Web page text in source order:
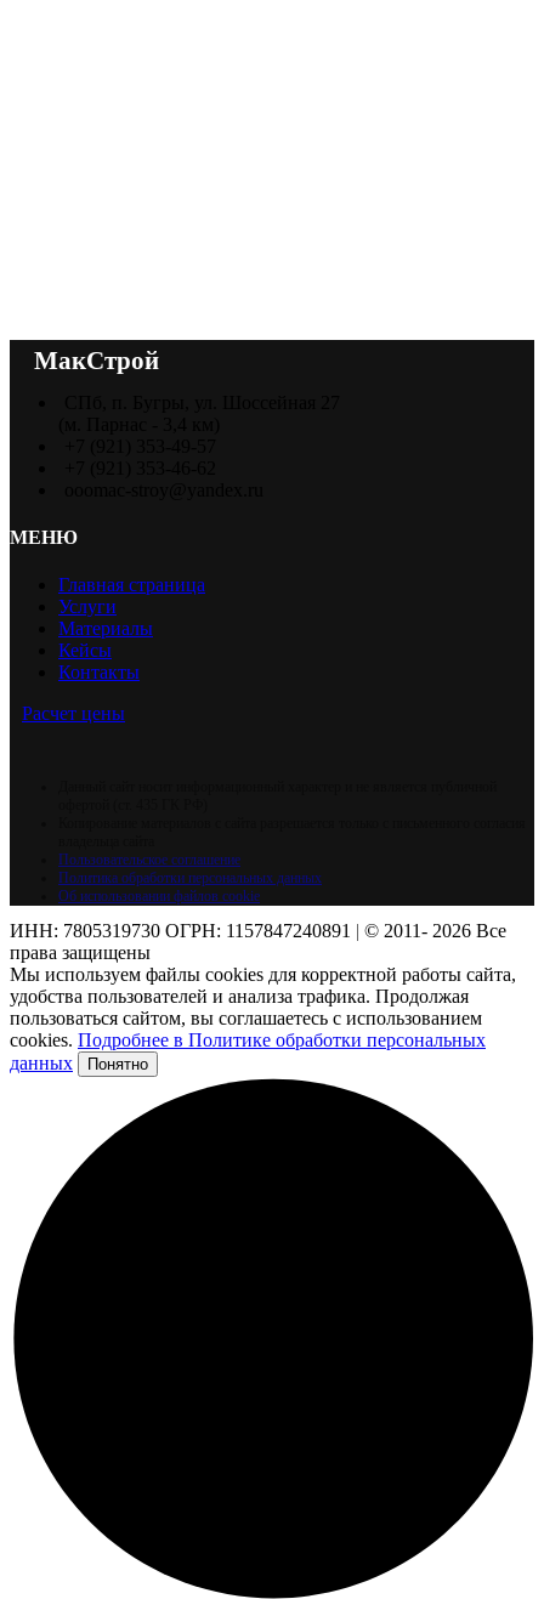
МакСтрой
МЕНЮ
Главная страница
Услуги
Материалы
Кейсы
Контакты
Расчет цены
Пользовательское соглашение
Политика обработки персональных данных
Об использовании файлов cookie
ИНН: 7805319730 ОГРН: 1157847240891 | © 2011- 2026 Все
права защищены
Мы используем файлы cookies для корректной работы сайта,
удобства пользователей и анализа трафика. Продолжая
пользоваться сайтом, вы соглашаетесь с использованием
cookies. Подробнее в Политике обработки персональных
данных
Понятно